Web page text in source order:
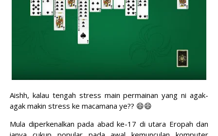
Aishh, kalau tengah stress main permainan yang ni agak-
agak makin stress ke macamana ye?? 😄😄
Mula diperkenalkan pada abad ke-17 di utara Eropah dan